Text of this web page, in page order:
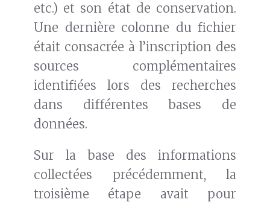
etc.) et son état de conservation.
Une dernière colonne du fichier
était consacrée à l’inscription des
sources complémentaires
identifiées lors des recherches
dans différentes bases de
données.
Sur la base des informations
collectées précédemment, la
troisième étape avait pour